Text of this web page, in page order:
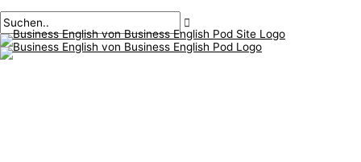
Inhalt
springen
Paginierung
B
u
s
S
u
c